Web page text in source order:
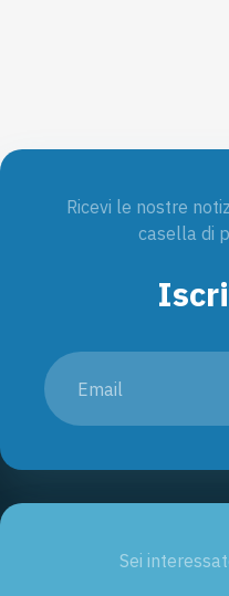
Ricevi le nostre
casella di
Sei